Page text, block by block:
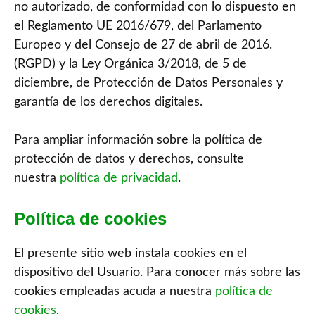
no autorizado, de conformidad con lo dispuesto en
el Reglamento UE 2016/679, del Parlamento
Europeo y del Consejo de 27 de abril de 2016.
(RGPD) y la Ley Orgánica 3/2018, de 5 de
diciembre, de Protección de Datos Personales y
garantía de los derechos digitales.
Para ampliar información sobre la política de
protección de datos y derechos, consulte
nuestra política de privacidad.
Política de cookies
El presente sitio web instala cookies en el
dispositivo del Usuario. Para conocer más sobre las
cookies empleadas acuda a nuestra política de
cookies.